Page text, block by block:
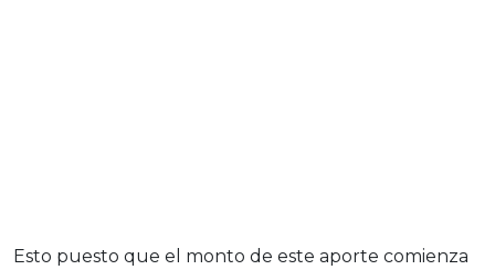
Esto puesto que el monto de este aporte comienza